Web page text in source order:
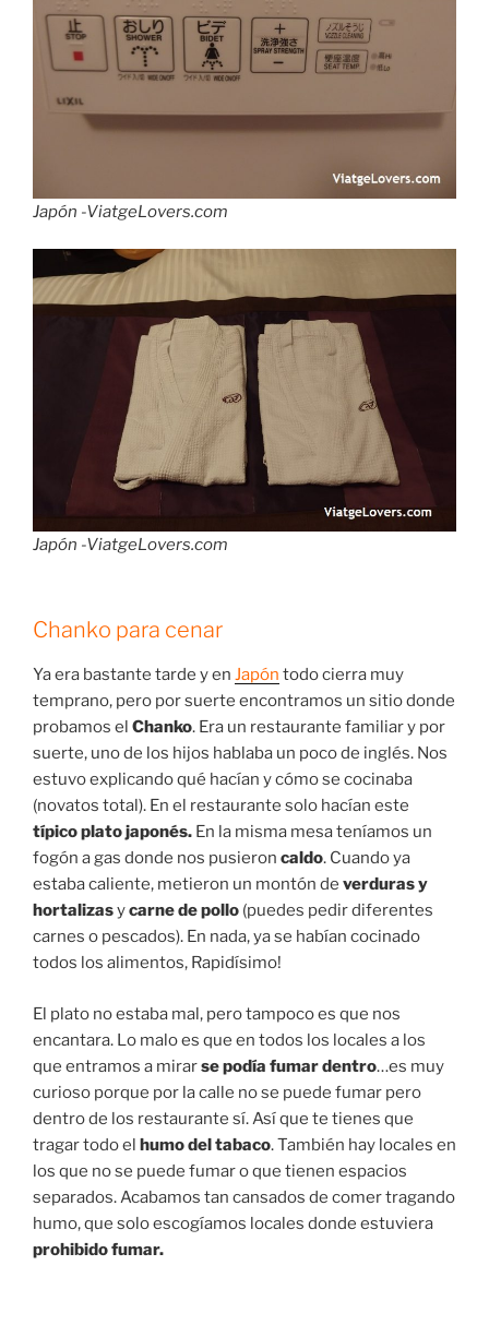
Japón -ViatgeLovers.com
Japón -ViatgeLovers.com
Chanko para cenar
Ya era bastante tarde y en Japón todo cierra muy
temprano, pero por suerte encontramos un sitio donde
probamos el Chanko. Era un restaurante familiar y por
suerte, uno de los hijos hablaba un poco de inglés. Nos
estuvo explicando qué hacían y cómo se cocinaba
(novatos total). En el restaurante solo hacían este
típico plato japonés. En la misma mesa teníamos un
fogón a gas donde nos pusieron caldo. Cuando ya
estaba caliente, metieron un montón de verduras y
hortalizasycarne de pollo (puedes pedir diferentes
carnes o pescados). En nada, ya se habían cocinado
todos los alimentos, Rapidísimo!
El plato no estaba mal, pero tampoco es que nos
encantara. Lo malo es que en todos los locales a los
que entramos a mirarse podía fumar dentro…es muy
curioso porque por la calle no se puede fumar pero
dentro de los restaurante sí. Así que te tienes que
tragar todo el humo del tabaco. También hay locales en
los que no se puede fumar o que tienen espacios
separados. Acabamos tan cansados de comer tragando
humo, que solo escogíamos locales donde estuviera
prohibido fumar.